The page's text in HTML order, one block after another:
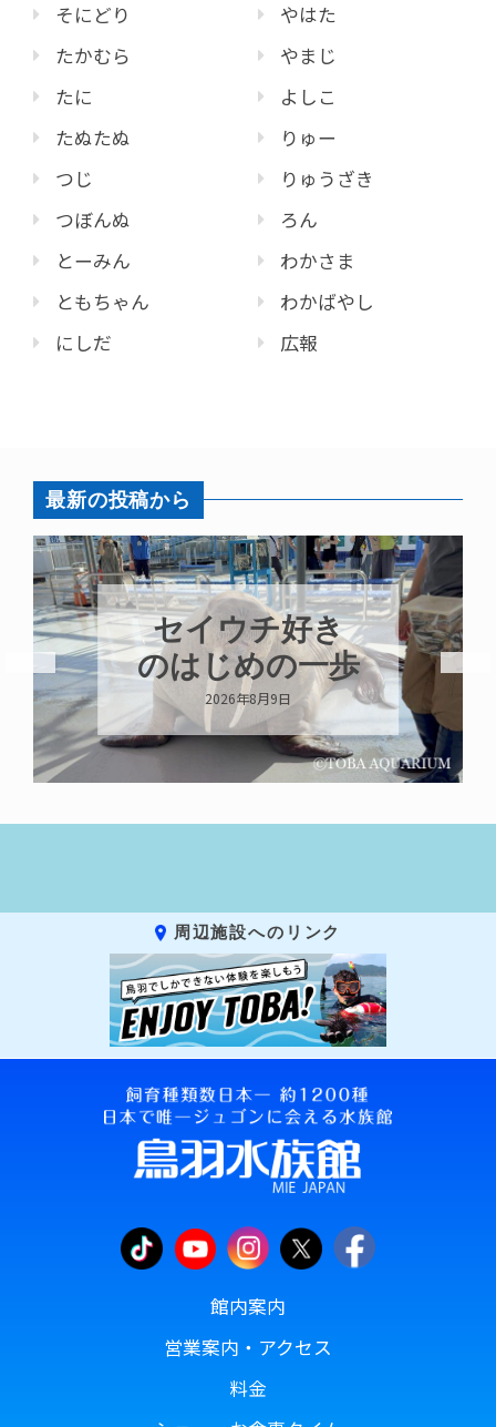
そにどり
たかむら
たに
たぬたぬ
つじ
つぼんぬ
とーみん
ともちゃん
にしだ
やはた
やまじ
よしこ
りゅー
りゅうざき
ろん
わかさま
わかばやし
広報
最新の投稿から
セイウチ好き
のはじめの一歩
2026年8月9日
周辺施設へのリンク
館内案内
営業案内・アクセス
料金